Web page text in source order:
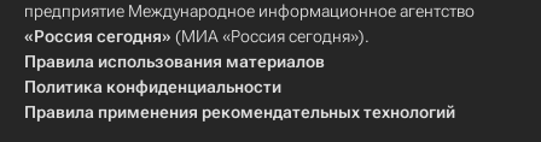
предприятие Международное информационное агентство
«Россия сегодня» (МИА «Россия сегодня»).
Правила использования материалов
Политика конфиденциальности
Правила применения рекомендательных технологий